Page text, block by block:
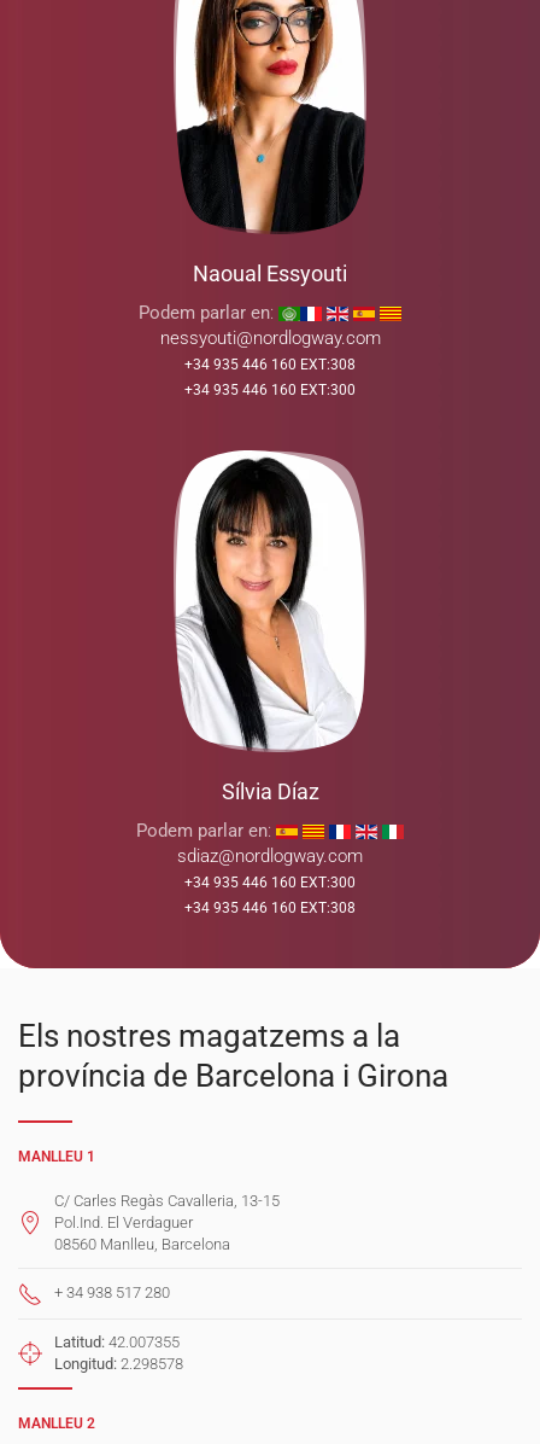
Naoual Essyouti
Podem parlar en:
nessyouti@nordlogway.com
+34 935 446 160 EXT:308
+34 935 446 160 EXT:300
Sílvia Díaz
Podem parlar en:
sdiaz@nordlogway.com
+34 935 446 160 EXT:300
+34 935 446 160 EXT:308
Els nostres magatzems a la
província de Barcelona i Girona
MANLLEU 1
C/ Carles Regàs Cavalleria, 13-15
Pol.Ind. El Verdaguer
08560 Manlleu, Barcelona
+ 34 938 517 280
Latitud: 42.007355
Longitud: 2.298578
MANLLEU 2